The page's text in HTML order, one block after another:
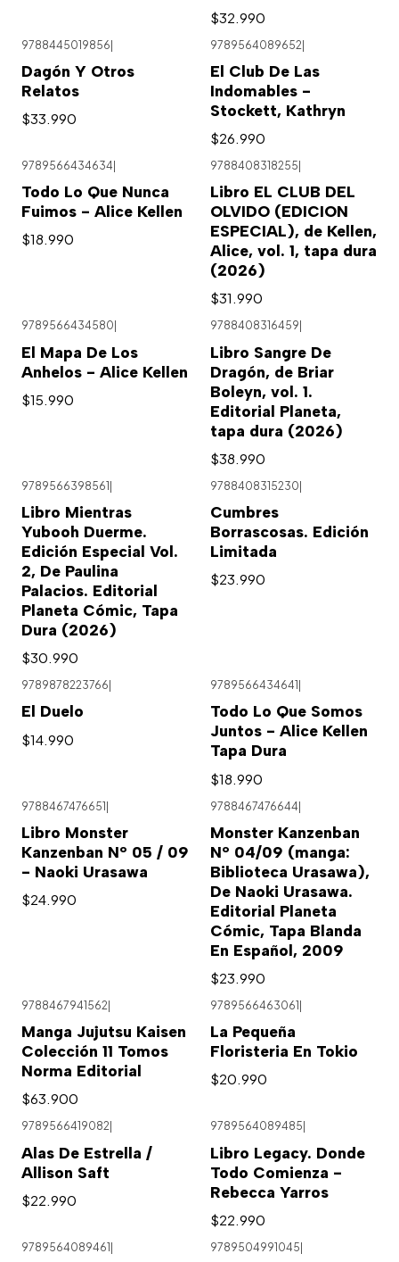
$32.990
9788445019856|
Dagón Y Otros
Relatos
$33.990
9789564089652|
El Club De Las
Indomables -
Stockett, Kathryn
$26.990
9789566434634
Todo Lo Que Nunca
Fuimos - Alice Kellen
$18.990
9788408318255
Libro EL CLUB DEL
OLVIDO (EDICION
ESPECIAL), de Kellen,
Alice, vol. 1, tapa dura
(2026)
$31.990
9789566434580
El Mapa De Los
Anhelos - Alice Kellen
$15.990
9788408316459
Libro Sangre De
Dragón, de Briar
Boleyn, vol. 1.
Editorial Planeta,
tapa dura (2026)
$38.990
9789566398561
Libro Mientras
Yubooh Duerme.
Edición Especial Vol.
2, De Paulina
Palacios. Editorial
Planeta Cómic, Tapa
Dura (2026)
$30.990
9788408315230
Cumbres
Borrascosas. Edición
Limitada
$23.990
9789878223766
El Duelo
$14.990
9789566434641
Todo Lo Que Somos
Juntos - Alice Kellen
Tapa Dura
$18.990
9788467476651|
Libro Monster
Kanzenban Nº 05 / 09
- Naoki Urasawa
$24.990
9788467476644|
Monster Kanzenban
Nº 04/09 (manga:
Biblioteca Urasawa),
De Naoki Urasawa.
Editorial Planeta
Cómic, Tapa Blanda
En Español, 2009
$23.990
9788467941562
Manga Jujutsu Kaisen
Colección 11 Tomos
Norma Editorial
$63.900
9789566463061
La Pequeña
Floristeria En Tokio
$20.990
9789566419082
Alas De Estrella /
Allison Saft
$22.990
9789564089485
Libro Legacy. Donde
Todo Comienza -
Rebecca Yarros
$22.990
9789564089461| 9789504991045|